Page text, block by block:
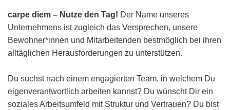
carpe diem – Nutze den Tag! Der Name unseres
Unternehmens ist zugleich das Versprechen, unsere
Bewohner*innen und Mitarbeitenden bestmöglich bei ihren
alltäglichen Herausforderungen zu unterstützen.
Du suchst nach einem engagierten Team, in welchem Du
eigenverantwortlich arbeiten kannst? Du wünscht Dir ein
soziales Arbeitsumfeld mit Struktur und Vertrauen? Du bist